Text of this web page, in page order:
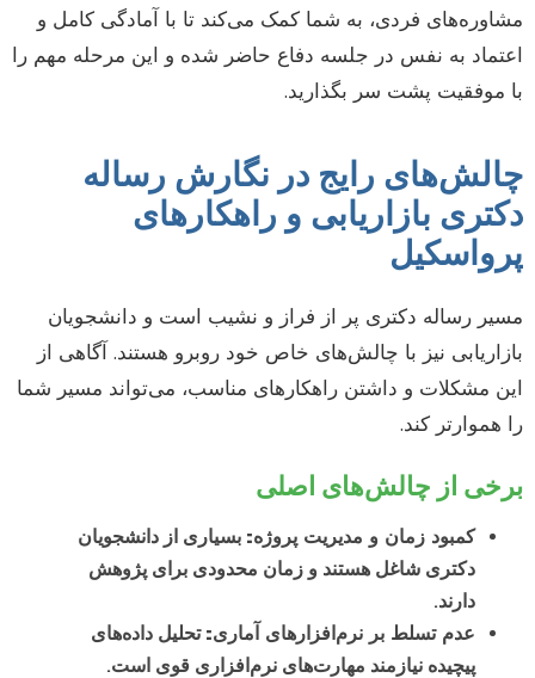
مشاوره‌های فردی، به شما کمک می‌کند تا با آمادگی کامل و
اعتماد به نفس در جلسه دفاع حاضر شده و این مرحله مهم را
با موفقیت پشت سر بگذارید.
چالش‌های رایج در نگارش رساله
دکتری بازاریابی و راهکارهای
پرواسکیل
مسیر رساله دکتری پر از فراز و نشیب است و دانشجویان
بازاریابی نیز با چالش‌های خاص خود روبرو هستند. آگاهی از
این مشکلات و داشتن راهکارهای مناسب، می‌تواند مسیر شما
را هموارتر کند.
برخی از چالش‌های اصلی
کمبود زمان و مدیریت پروژه: بسیاری از دانشجویان
دکتری شاغل هستند و زمان محدودی برای پژوهش
دارند.
عدم تسلط بر نرم‌افزارهای آماری: تحلیل داده‌های
پیچیده نیازمند مهارت‌های نرم‌افزاری قوی است.